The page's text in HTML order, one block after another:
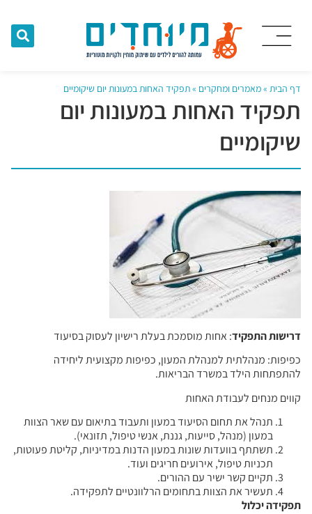
דף הבית »מאמרים ומחקרים »תפקיד האחות במעונות יום שיקומיים
תפקיד האחות במעונות יום
שיקומיים
דרישות התפקיד: אחות מוסמכת בעלת רישיון לעסוק בסיעוד
כפיפות: מנהלתית למנהלת המעון, כפיפות מקצועית ליחידה
להתפתחות הילד במשרד הבריאות.
קווים מנחים לעבודת האחות
תנהל את תחום הסיעוד במעון ותעבוד בתיאום עם שאר הצוות
במעון (מנהל, סייעות, גננת, אנשי טיפול, תזונאי).
תשתתף בוועדות שונות במעון הדנות במדיניות, קליטת פעוטות,
תכניות טיפול, אירועים חריגים ועוד.
תקיים קשר ישיר עם ההורים.
תעשיר את הצוות בתחומים הרלוונטיים לתפקידה.
תפקידה יכלול